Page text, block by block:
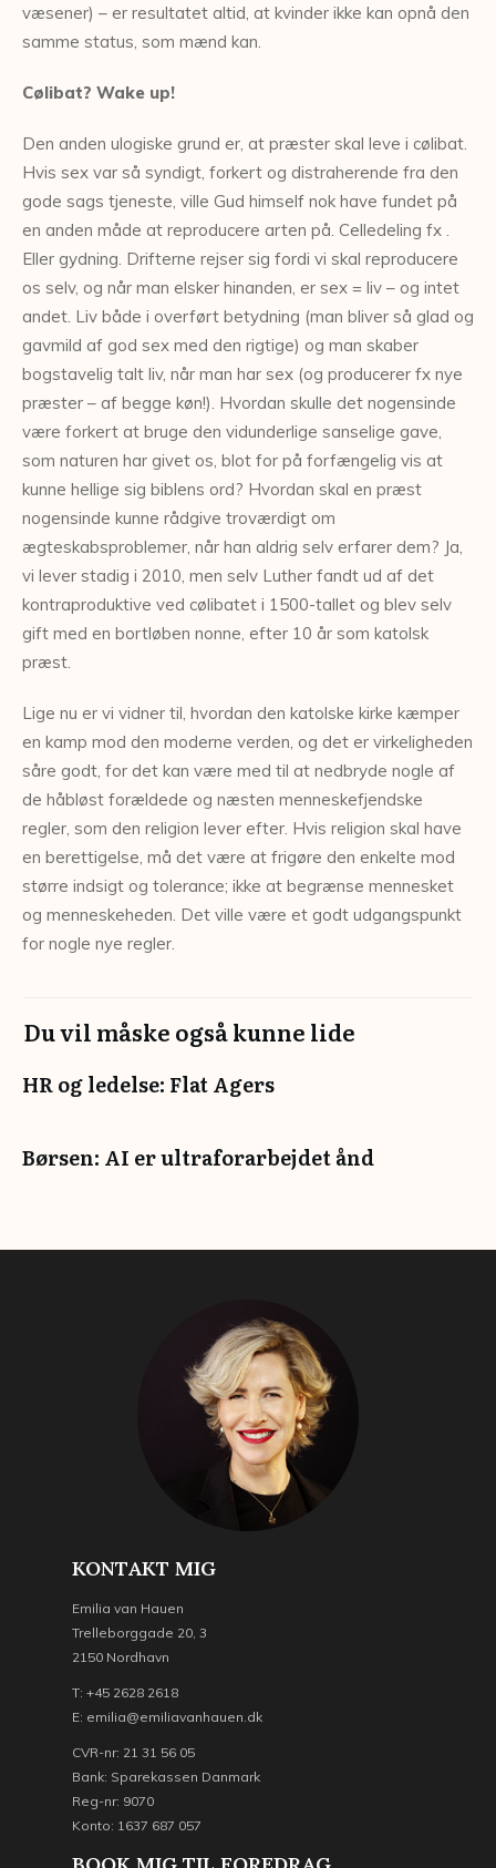
væsener) – er resultatet altid, at kvinder ikke kan opnå den
samme status, som mænd kan.
Cølibat? Wake up!
Den anden ulogiske grund er, at præster skal leve i cølibat.
Hvis sex var så syndigt, forkert og distraherende fra den
gode sags tjeneste, ville Gud himself nok have fundet på
en anden måde at reproducere arten på. Celledeling fx .
Eller gydning. Drifterne rejser sig fordi vi skal reproducere
os selv, og når man elsker hinanden, er sex = liv – og intet
andet. Liv både i overført betydning (man bliver så glad og
gavmild af god sex med den rigtige) og man skaber
bogstavelig talt liv, når man har sex (og producerer fx nye
præster – af begge køn!). Hvordan skulle det nogensinde
være forkert at bruge den vidunderlige sanselige gave,
som naturen har givet os, blot for på forfængelig vis at
kunne hellige sig biblens ord? Hvordan skal en præst
nogensinde kunne rådgive troværdigt om
ægteskabsproblemer, når han aldrig selv erfarer dem? Ja,
vi lever stadig i 2010, men selv Luther fandt ud af det
kontraproduktive ved cølibatet i 1500-tallet og blev selv
gift med en bortløben nonne, efter 10 år som katolsk
præst.
Lige nu er vi vidner til, hvordan den katolske kirke kæmper
en kamp mod den moderne verden, og det er virkeligheden
såre godt, for det kan være med til at nedbryde nogle af
de håbløst forældede og næsten menneskefjendske
regler, som den religion lever efter. Hvis religion skal have
en berettigelse, må det være at frigøre den enkelte mod
større indsigt og tolerance; ikke at begrænse mennesket
og menneskeheden. Det ville være et godt udgangspunkt
for nogle nye regler.
Du vil måske også kunne lide
HR og ledelse: Flat Agers
Børsen: AI er ultraforarbejdet ånd
KONTAKT MIG
Emilia van Hauen
Trelleborggade 20, 3
2150 Nordhavn
T: +45 2628 2618
E: emilia@emiliavanhauen.dk
CVR-nr: 21 31 56 05
Bank: Sparekassen Danmark
Reg-nr: 9070
Konto: 1637 687 057